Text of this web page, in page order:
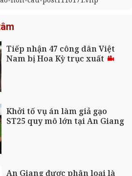
Tiếp nhận 47 công dân Việt
Nam bị Hoa Kỳ trục xuất
Khởi tố vụ án làm giả gạo
ST25 quy mô lớn tại An Giang
An Giang được phân loại là